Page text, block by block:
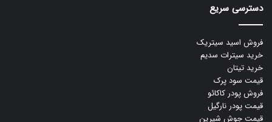
دسترسی سریع
فروش اسید سیتریک
خرید سیترات سدیم
خرید تیتان
قیمت سود پرک
فروش پودر کاکائو
قیمت پودر نارگیل
قیمت جوش شیرین